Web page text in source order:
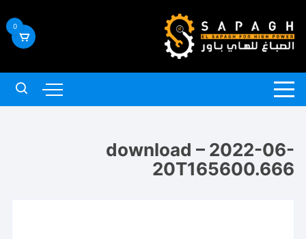
إلى
المحتوى
0
download – 2022-06-
20T165600.666